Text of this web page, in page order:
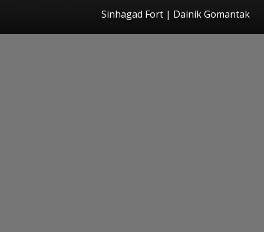
Sinhagad Fort | Dainik Gomantak